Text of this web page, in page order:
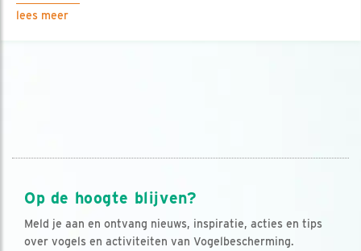
lees meer
Op de hoogte blijven?
Meld je aan en ontvang nieuws, inspiratie, acties en tips
over vogels en activiteiten van Vogelbescherming.